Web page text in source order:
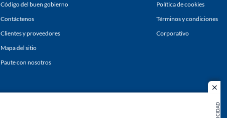
close
Código del buen gobierno
Contáctenos
Clientes y proveedores
Mapa del sitio
Paute con nosotros
Política de cookies
Términos y condiciones
Corporativo